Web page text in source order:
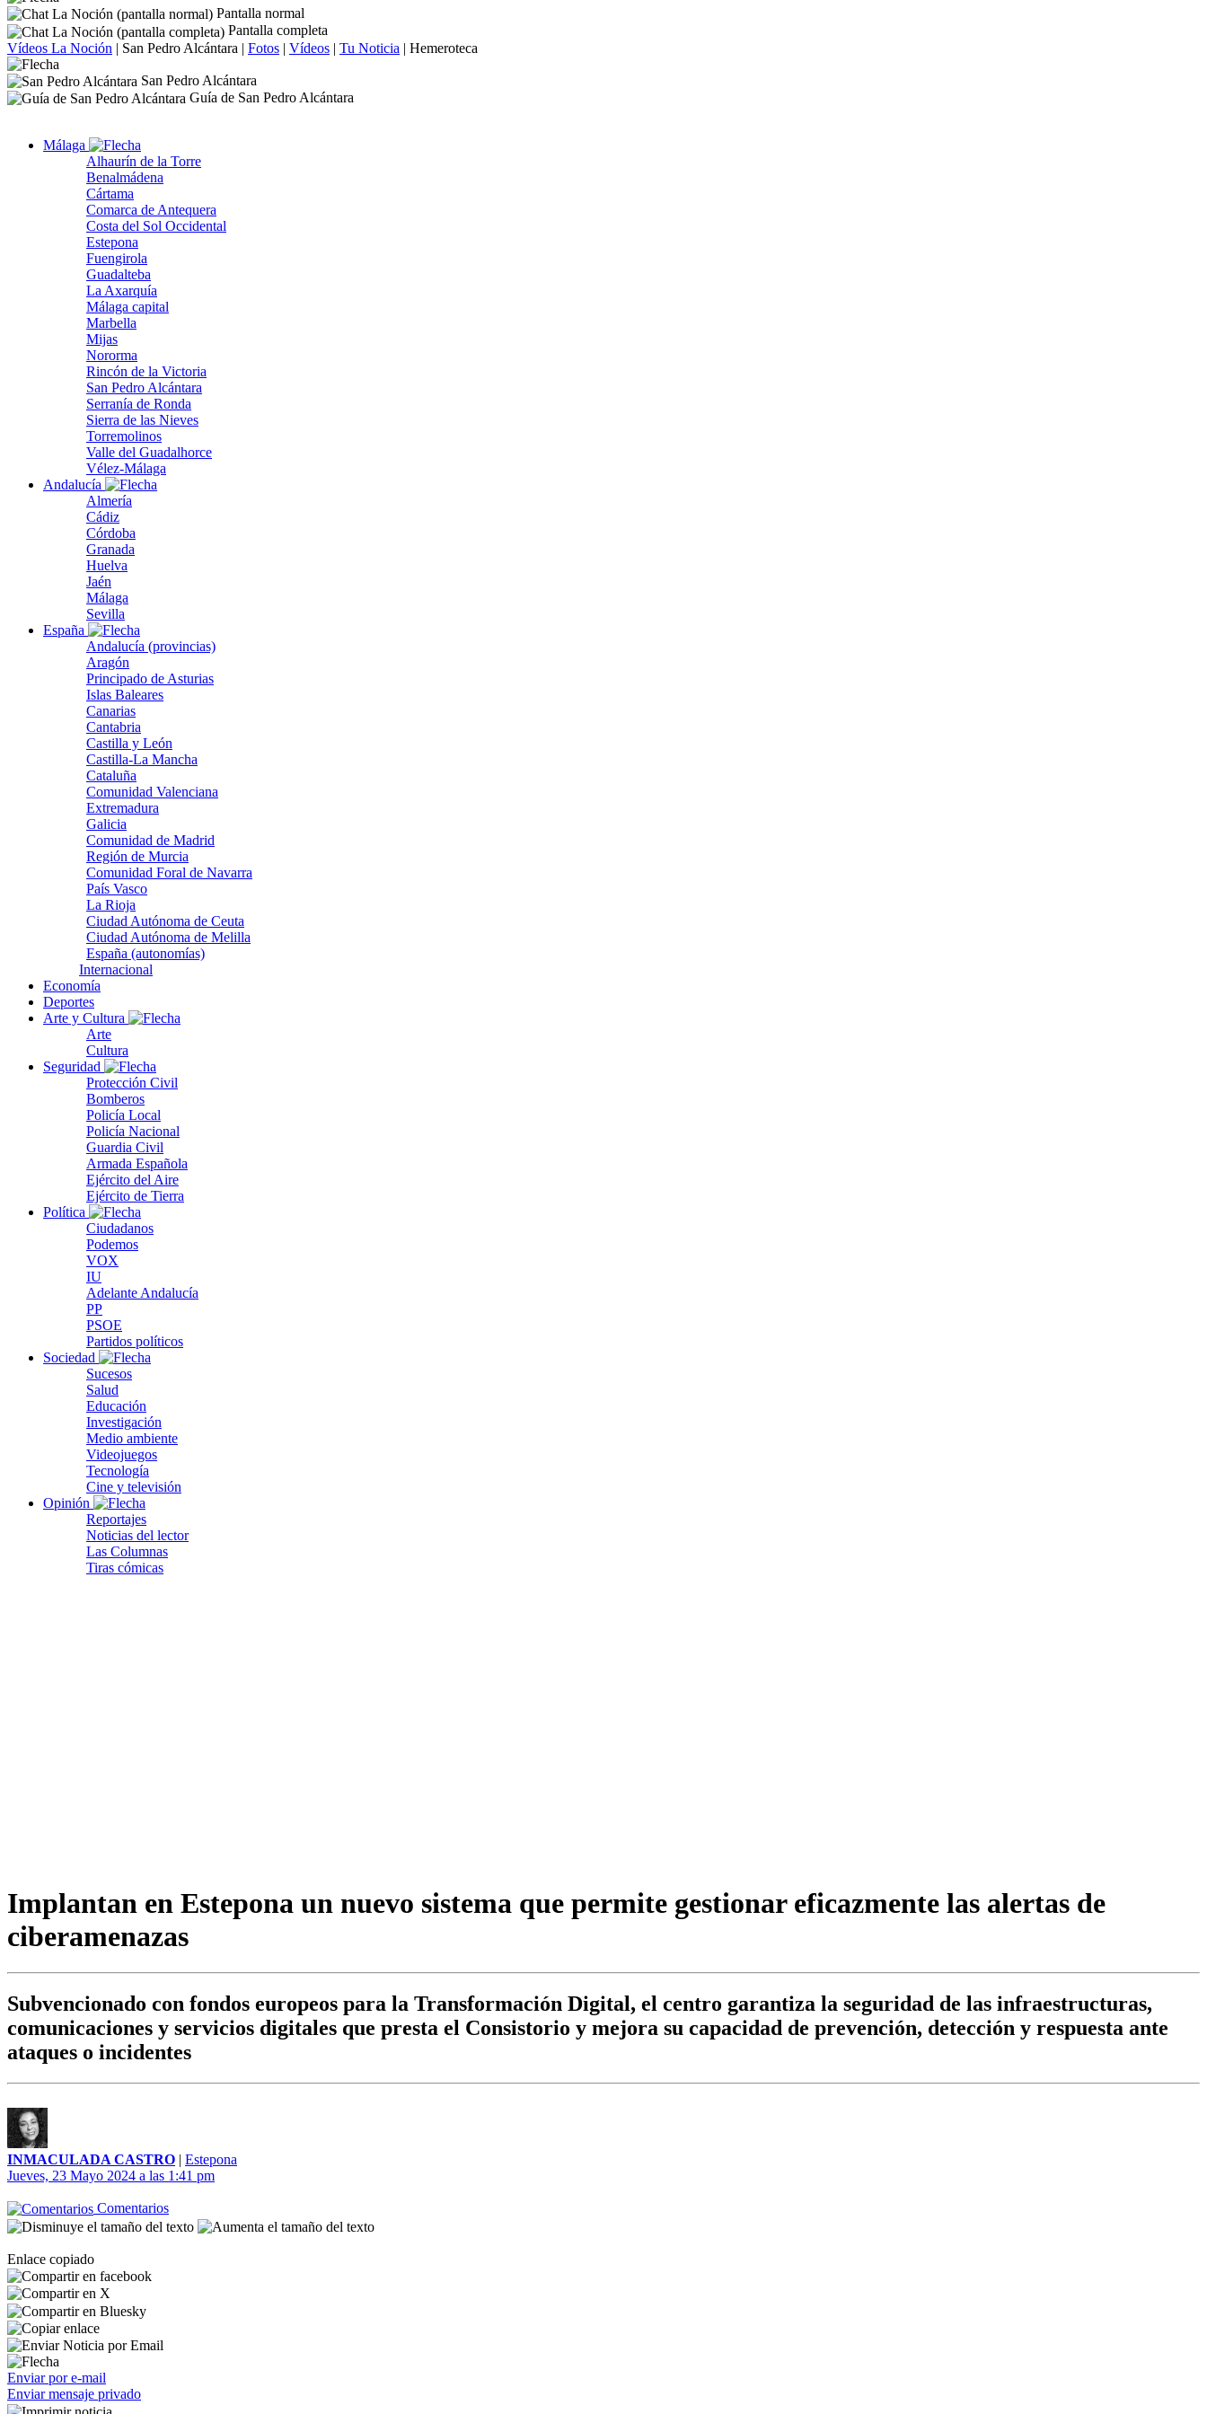
Pantalla normal
Pantalla completa
Vídeos La Noción | San Pedro Alcántara | Fotos | Vídeos | Tu Noticia | Hemeroteca
San Pedro Alcántara
Guía de San Pedro Alcántara
Málaga
Alhaurín de la Torre
Benalmádena
Cártama
Comarca de Antequera
Costa del Sol Occidental
Estepona
Fuengirola
Guadalteba
La Axarquía
Málaga capital
Marbella
Mijas
Nororma
Rincón de la Victoria
San Pedro Alcántara
Serranía de Ronda
Sierra de las Nieves
Torremolinos
Valle del Guadalhorce
Vélez-Málaga
Andalucía
Almería
Cádiz
Córdoba
Granada
Huelva
Jaén
Málaga
Sevilla
España
Andalucía (provincias)
Aragón
Principado de Asturias
Islas Baleares
Canarias
Cantabria
Castilla y León
Castilla-La Mancha
Cataluña
Comunidad Valenciana
Extremadura
Galicia
Comunidad de Madrid
Región de Murcia
Comunidad Foral de Navarra
País Vasco
La Rioja
Ciudad Autónoma de Ceuta
Ciudad Autónoma de Melilla
España (autonomías)
Internacional
Economía
Deportes
Arte y Cultura
Arte
Cultura
Seguridad
Protección Civil
Bomberos
Policía Local
Policía Nacional
Guardia Civil
Armada Española
Ejército del Aire
Ejército de Tierra
Política
Ciudadanos
Podemos
VOX
IU
Adelante Andalucía
PP
PSOE
Partidos políticos
Sociedad
Sucesos
Salud
Educación
Investigación
Medio ambiente
Videojuegos
Tecnología
Cine y televisión
Opinión
Reportajes
Noticias del lector
Las Columnas
Tiras cómicas
Implantan en Estepona un nuevo sistema que permite gestionar eficazmente las alertas de
ciberamenazas
Subvencionado con fondos europeos para la Transformación Digital, el centro garantiza la seguridad de las infraestructuras,
comunicaciones y servicios digitales que presta el Consistorio y mejora su capacidad de prevención, detección y respuesta ante
ataques o incidentes
INMACULADA CASTRO | Estepona
Jueves, 23 Mayo 2024 a las 1:41 pm
Comentarios
Enlace copiado
Enviar por e-mail
Enviar mensaje privado